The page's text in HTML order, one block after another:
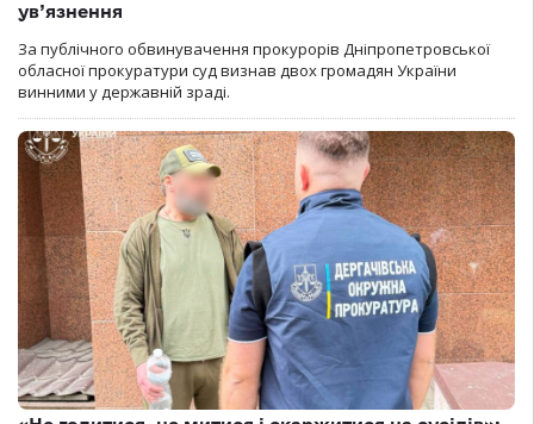
ув’язнення
За публічного обвинувачення прокурорів Дніпропетровської
обласної прокуратури суд визнав двох громадян України
винними у державній зраді.